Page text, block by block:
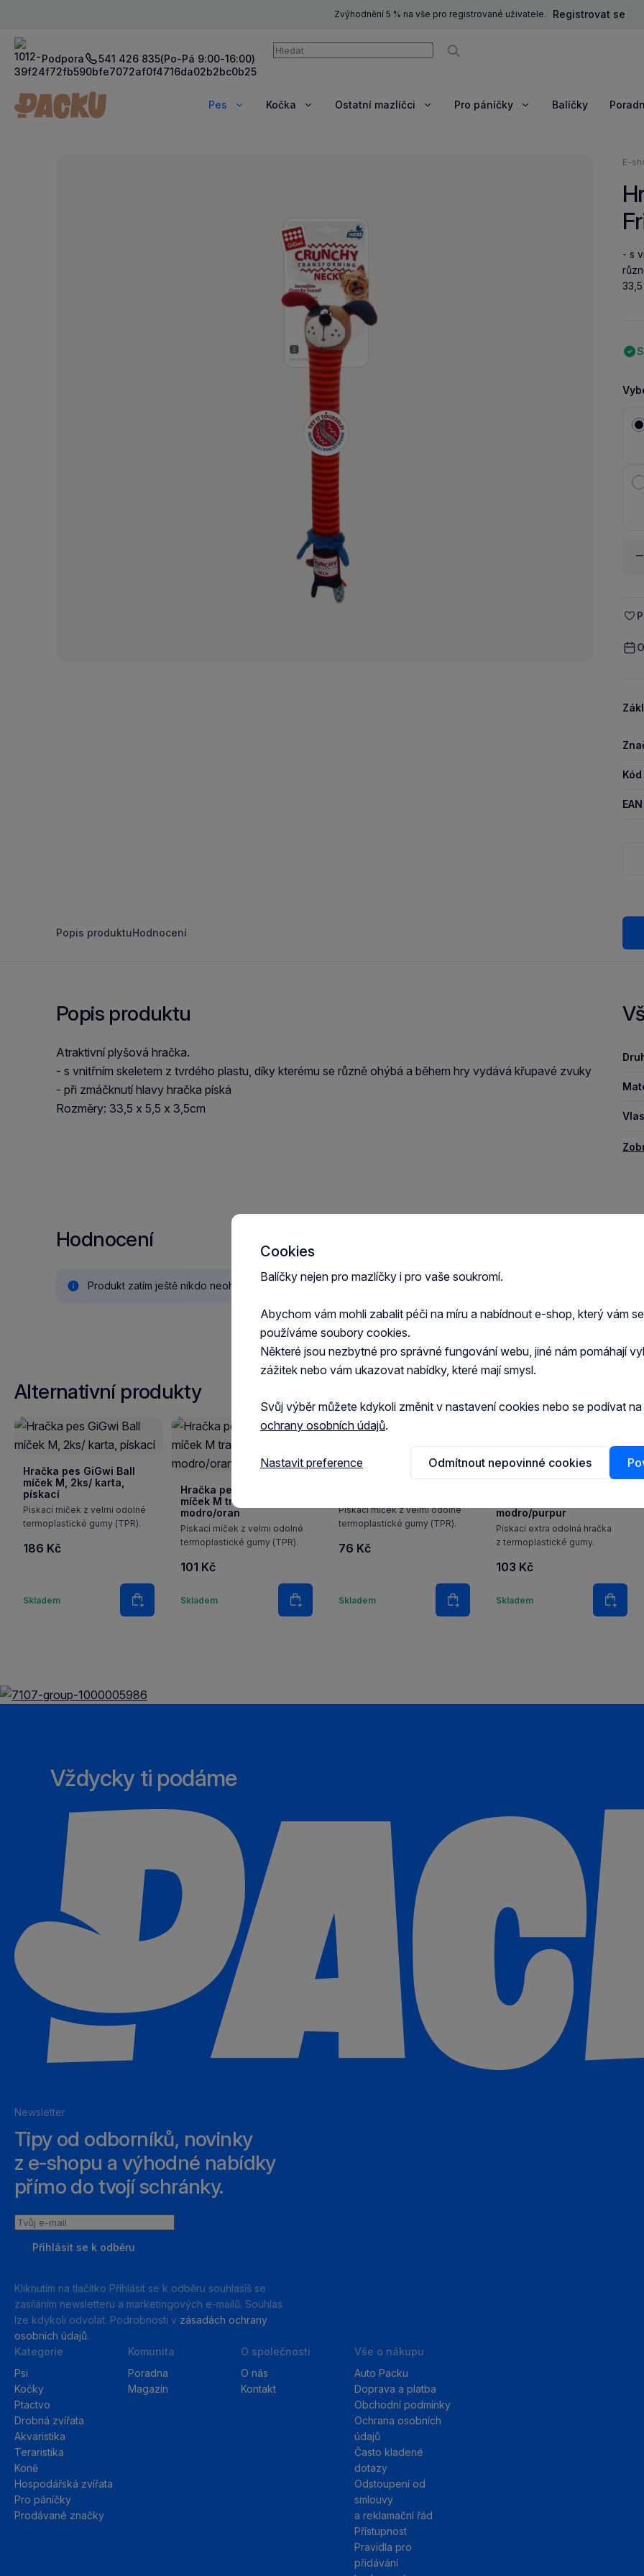
Zvýhodnění 5 % na vše pro registrované uživatele. Registrovat se
Podpora 541 426 835(Po-Pá 9:00-16:00)
Vyhledávání
Vyhledávat
Pes
ZobrazitKočka
ZobrazitOstatní mazlíčci
ZobrazitPro páníčky
ZobrazitBalíčky
zde:
E-
- s
-
EAN
Popis produktuHodnocení
Popis produktu
Atraktivní plyšová hračka.
- s vnitřním skeletem z tvrdého plastu, díky kterému se různě ohýbá a během hry vydává křupavé zvuky
- při zmáčknutí hlavy hračka píská
Rozměry: 33,5 x 5,5 x 3,5cm
Hodnocení
Produkt zatím ještě nikdo neohodnotil.
Alternativní produkty
Hračka pes GiGwi Ball
míček M, 2ks/ karta,
pískací
Pískací míček z velmi odolné
termoplastické gumy (TPR).
186 Kč
Skladem
Množství
Do košíku
Hračka pes GiGwi Ball
míček M transparentní
modro/oran
Pískací míček z velmi odolné
termoplastické gumy (TPR).
101 Kč
Skladem
Množství
Do košíku
Hračka pes GiGwi Ball
Pískací míček z velmi odolné
termoplastické gumy (TPR).
76 Kč
Skladem
Množství
Do košíku
modro/purpur
Pískací extra odolná hračka
z termoplastické gumy.
103 Kč
Skladem
Množství
Do
Vždycky ti podáme
Newsletter
Tipy od odborníků, novinky
z e‑shopu a výhodné nabídky
přímo do tvojí schránky.
Tvůj
Přihlásit se k odběru
Kliknutím na tlačítko Příhlásit se k odběru souhlasíš se
zasíláním newsletteru a marketingových e-mailů. Souhlas
lze kdykoli odvolat. Podrobnosti v zásadách ochrany
osobních údajů.
Kategorie
Psi
Kočky
Ptactvo
Drobná zvířata
Akvaristika
Teraristika
Koně
Hospodářská zvířata
Pro páníčky
Prodávané značky
Komunita
Poradna
Magazín
O společnosti
O nás
Kontakt
Vše o nákupu
Auto Packu
Doprava a platba
Obchodní podmínky
Ochrana osobních
údajů
Často kladené
dotazy
Odstoupení od
smlouvy
a reklamační řád
Přístupnost
Pravidla pro
přidávání
Cookies
Balíčky nejen pro mazlíčky i pro vaše soukromí.
Abychom vám mohli zabalit péči na míru a nabídnout e-shop, který vám
používáme soubory cookies.
Některé jsou nezbytné pro správné fungování webu, jiné nám pomáhají
zážitek nebo vám ukazovat nabídky, které mají smysl.
Svůj výběr můžete kdykoli změnit v nastavení cookies nebo se podívat na
ochrany osobních údajů.
Nastavit preference Odmítnout nepovinné cookies